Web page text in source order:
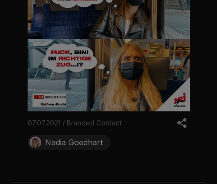
07.07.2021 / Branded Content
Nadia Goedhart